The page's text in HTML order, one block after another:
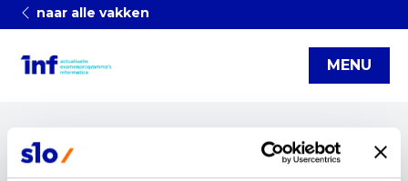
naar alle vakken
MENU
Downloads